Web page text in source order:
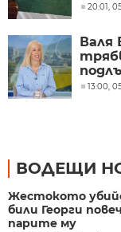
20:01,
Валя
13:00,
ВОДЕЩИ
Жестокото
били Георги
парите му